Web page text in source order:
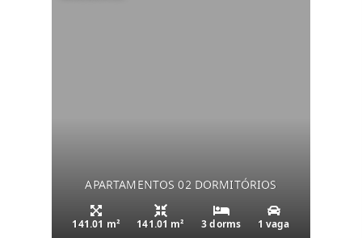
APARTAMENTOS 02 DORMITÓRIOS
141.01 m² 141.01 m² 3 dorms 1 vaga